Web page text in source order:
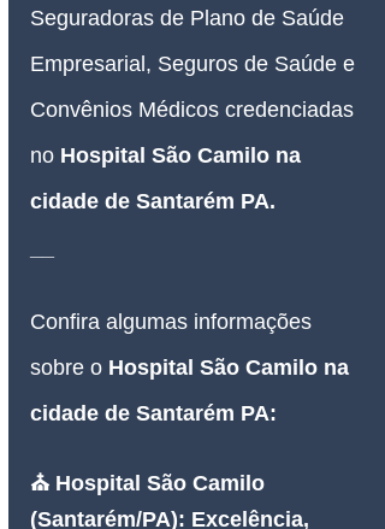
Seguradoras de Plano de Saúde
Empresarial, Seguros de Saúde e
Convênios Médicos credenciadas
no Hospital São Camilo na
cidade de Santarém PA.
Confira algumas informações
sobre o Hospital São Camilo na
cidade de Santarém PA:
⛪ Hospital São Camilo
(Santarém/PA): Excelência,